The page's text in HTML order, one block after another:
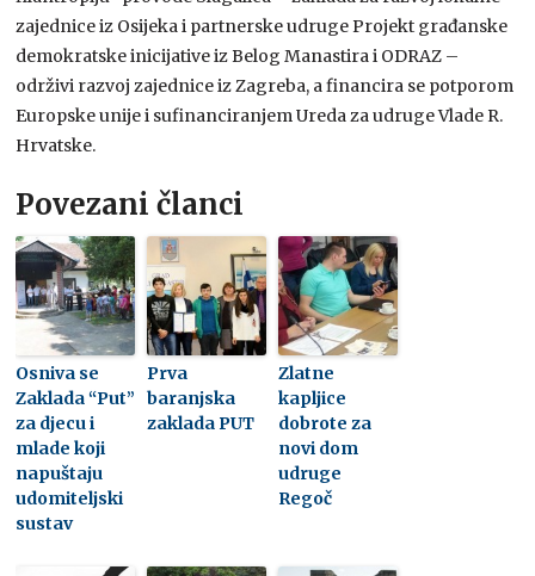
zajednice iz Osijeka i partnerske udruge Projekt građanske
demokratske inicijative iz Belog Manastira i ODRAZ –
održivi razvoj zajednice iz Zagreba, a financira se potporom
Europske unije i sufinanciranjem Ureda za udruge Vlade R.
Hrvatske.
Povezani članci
Osniva se
Zaklada “Put”
za djecu i
mlade koji
napuštaju
udomiteljski
sustav
Prva
baranjska
zaklada PUT
Zlatne
kapljice
dobrote za
novi dom
udruge
Regoč